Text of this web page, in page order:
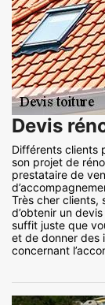
Devis
Différents clients
son projet de
prestataire de
Très cher clients,
d’obtenir un
suffit juste que
et de donner des
concernant